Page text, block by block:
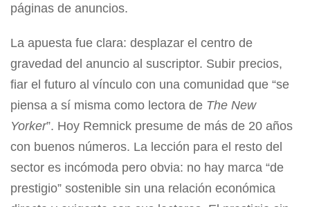
páginas de anuncios.
La apuesta fue clara: desplazar el centro de
gravedad del anuncio al suscriptor. Subir precios,
fiar el futuro al vínculo con una comunidad que “se
piensa a sí misma como lectora de The New
Yorker”. Hoy Remnick presume de más de 20 años
con buenos números. La lección para el resto del
sector es incómoda pero obvia: no hay marca “de
prestigio” sostenible sin una relación económica